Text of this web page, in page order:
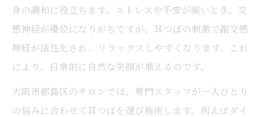
耳つぼケア習慣で自然な若返りを叶える
耳つぼを習慣化するコツやポイントを解説
もし若々しさを求めるなら耳つぼが最適
耳つぼは忙しい女性にも最適な若返り法
身の調和に役立ちます。ストレスや不安が強いとき、交
感神経が優位になりがちですが、耳つぼの刺激で副交感
神経が活性化され、リラックスしやすくなります。これ
により、日常的に自然な笑顔が増えるのです。
大阪市都島区のサロンでは、専門スタッフが一人ひとり
の悩みに合わせて耳つぼを選び施術します。例えばダイ